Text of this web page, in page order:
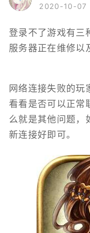
2020-10-07
登录不了游戏有三
服务器正在维修以
网络连接失败的玩
看看是否可以正常
么就是其他问题，
新连接好即可。